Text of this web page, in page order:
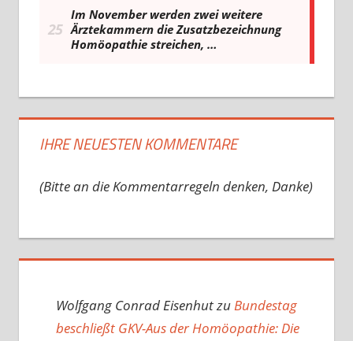
IHRE NEUESTEN KOMMENTARE
(Bitte an die Kommentarregeln denken, Danke)
Wolfgang Conrad EisenhutzuBundestag
beschließt GKV-Aus der Homöopathie: Die